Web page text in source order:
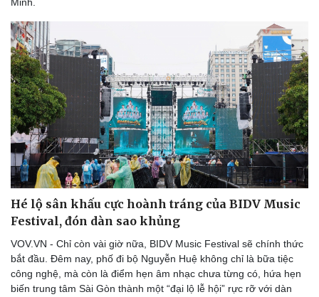
Minh.
Hé lộ sân khấu cực hoành tráng của BIDV Music
Festival, đón dàn sao khủng
VOV.VN - Chỉ còn vài giờ nữa, BIDV Music Festival sẽ chính thức
bắt đầu. Đêm nay, phố đi bộ Nguyễn Huệ không chỉ là bữa tiệc
công nghệ, mà còn là điểm hẹn âm nhạc chưa từng có, hứa hẹn
biến trung tâm Sài Gòn thành một “đại lộ lễ hội” rực rỡ với dàn